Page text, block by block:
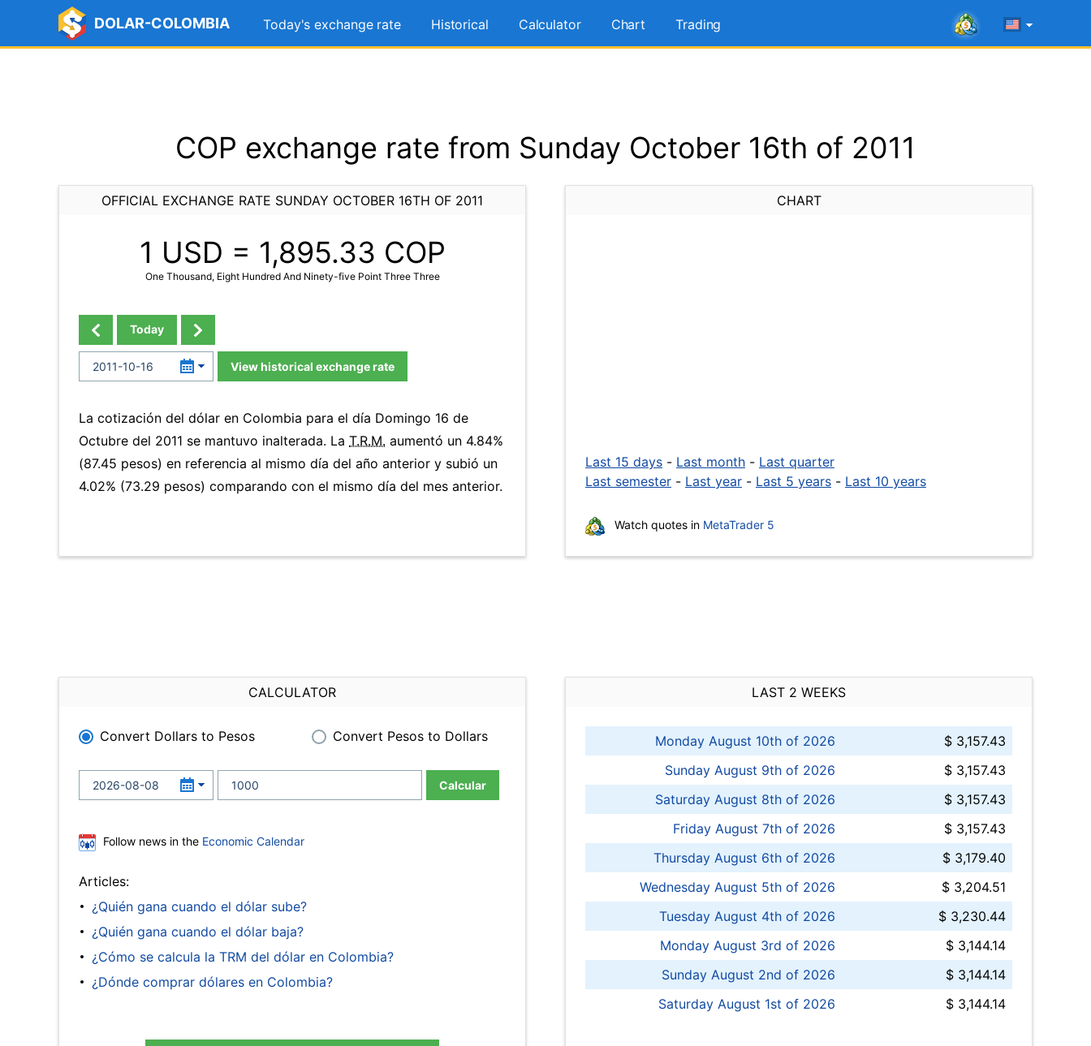
DOLAR-COLOMBIA Today's exchange rate Historical Calculator Chart Trading
COP exchange rate from Sunday October 16th of 2011
OFFICIAL EXCHANGE RATE SUNDAY OCTOBER 16TH OF 2011
1 USD = 1,895.33 COP
One Thousand, Eight Hundred And Ninety-five Point Three Three
Today
View historical exchange rate
La cotización del dólar en Colombia para el día Domingo 16 de
Octubre del 2011 se mantuvo inalterada. La T.R.M. aumentó un 4.84%
(87.45 pesos) en referencia al mismo día del año anterior y subió un
4.02% (73.29 pesos) comparando con el mismo día del mes anterior.
CHART
Last 15 days - Last month - Last quarter
Last semester - Last year - Last 5 years - Last 10 years
Watch quotes in MetaTrader 5
CALCULATOR
Convert Dollars to Pesos Convert Pesos to Dollars
Calcular
Follow news in the Economic Calendar
Articles:
¿Quién gana cuando el dólar sube?
¿Quién gana cuando el dólar baja?
¿Cómo se calcula la TRM del dólar en Colombia?
¿Dónde comprar dólares en Colombia?
LAST 2 WEEKS
Monday August 10th of 2026
$ 3,157.43
Sunday August 9th of 2026
$ 3,157.43
Saturday August 8th of 2026
$ 3,157.43
Friday August 7th of 2026
$ 3,157.43
Thursday August 6th of 2026
$ 3,179.40
Wednesday August 5th of 2026
$ 3,204.51
Tuesday August 4th of 2026
$ 3,230.44
Monday August 3rd of 2026
$ 3,144.14
Sunday August 2nd of 2026
$ 3,144.14
Saturday August 1st of 2026
$ 3,144.14